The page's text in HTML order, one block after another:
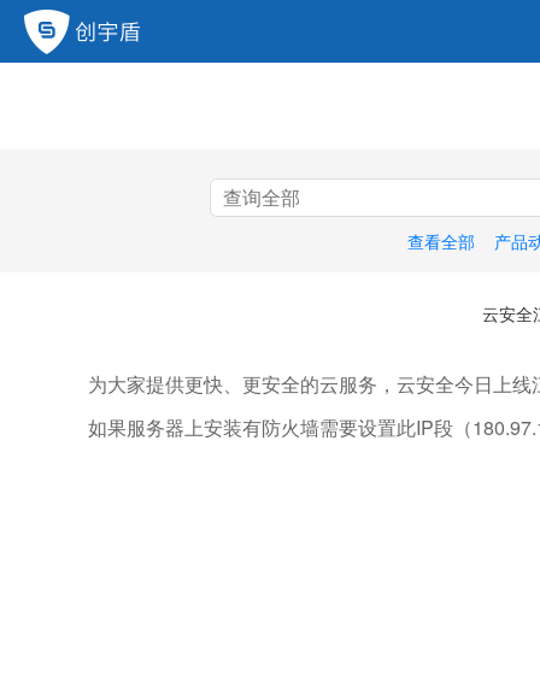
查看全部 产品
云安全
为大家提供更快、更安全的云服务，云安全今日上
如果服务器上安装有防火墙需要设置此IP段（